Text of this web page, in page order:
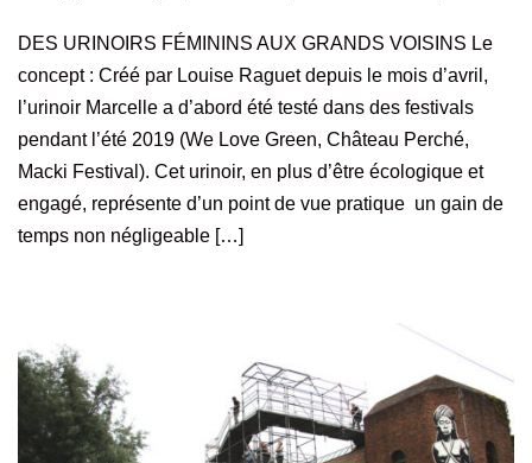
DES URINOIRS FÉMININS AUX GRANDS VOISINS Le
concept : Créé par Louise Raguet depuis le mois d’avril,
l’urinoir Marcelle a d’abord été testé dans des festivals
pendant l’été 2019 (We Love Green, Château Perché,
Macki Festival). Cet urinoir, en plus d’être écologique et
engagé, représente d’un point de vue pratique un gain de
temps non négligeable […]